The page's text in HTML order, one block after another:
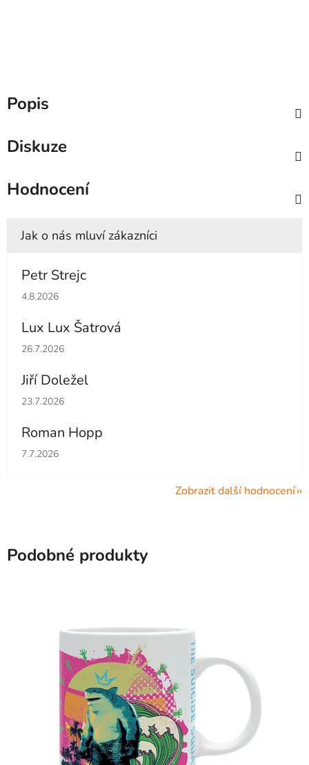
Popis
Diskuze
Hodnocení
Petr Strejc
Hodnocení obchodu je 5 z 5 hvězdiček.
4.8.2026
Lux Lux Šatrová
Hodnocení obchodu je 5 z 5 hvězdiček.
26.7.2026
Jiří Doležel
Hodnocení obchodu je 5 z 5 hvězdiček.
23.7.2026
Roman Hopp
Hodnocení obchodu je 5 z 5 hvězdiček.
7.7.2026
Zobrazit další hodnocení
Podobné produkty